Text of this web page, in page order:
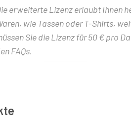
erweiterte Lizenz erlaubt Ihnen
wie Tassen oder T-Shirts,
Sie die Lizenz für 50 € pro
FAQs.